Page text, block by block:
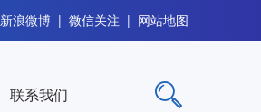
新浪微博 | 微信关注 | 网站地图
联系我们